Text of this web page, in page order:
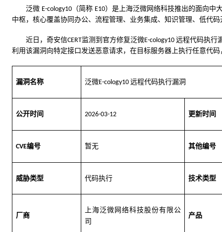
泛微 E-cology10 （简称 E10）是上海泛微网络科技推出的面向中
中枢，核心覆盖协同办公、流程管理、业务集成、知识管理、低代
近日， 奇安信CERT监测到官方修复泛微E-cology10 远程代码执行
利用该漏洞向特定接口发送恶意请求，在目标服务器上执行任意代
漏洞名称 泛微E-cology10 远程代码执行漏洞
公开时间 2026-03-12 更新时间
CVE编号 暂无 其他编号
威胁类型 代码执行 技术类型
厂商
上海泛微网络科技股份有限公
司
产品